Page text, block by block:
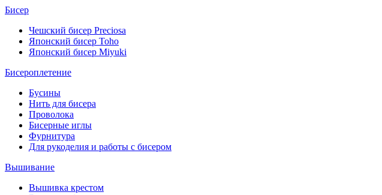
Бисер
Чешский бисер Preciosa
Японский бисер Toho
Японский бисер Miyuki
Бисероплетение
Бусины
Нить для бисера
Проволока
Бисерные иглы
Фурнитура
Для рукоделия и работы с бисером
Вышивание
Вышивка крестом